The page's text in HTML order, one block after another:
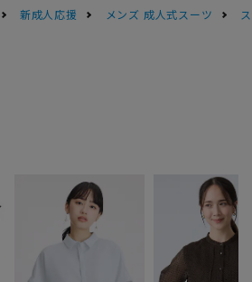
新成人応援 メンズ 成人式スーツ